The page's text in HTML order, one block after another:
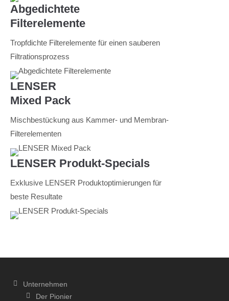
Abgedichtete
Filterelemente
Tropfdichte Filterelemente für einen sauberen
Filtrationsprozess
LENSER
Mixed Pack
Mischbestückung aus Kammer- und Membran-
Filterelementen
LENSER Produkt-Specials
Exklusive LENSER Produktoptimierungen für
beste Resultate
Unternehmen
Der Pionier